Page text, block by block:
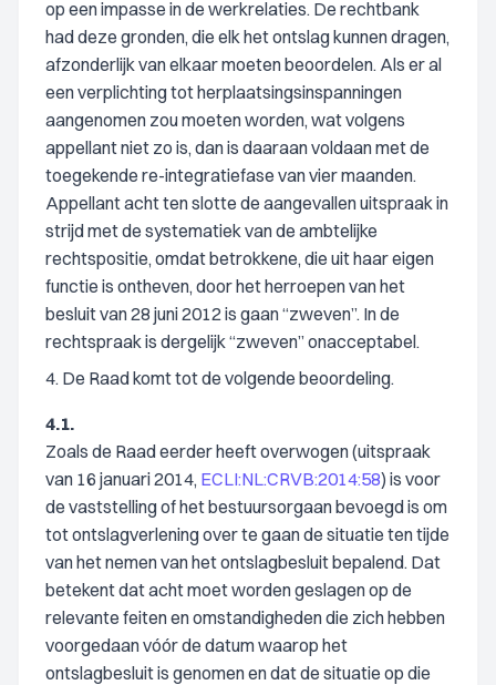
op een impasse in de werkrelaties. De rechtbank
had deze gronden, die elk het ontslag kunnen dragen,
afzonderlijk van elkaar moeten beoordelen. Als er al
een verplichting tot herplaatsingsinspanningen
aangenomen zou moeten worden, wat volgens
appellant niet zo is, dan is daaraan voldaan met de
toegekende re-integratiefase van vier maanden.
Appellant acht ten slotte de aangevallen uitspraak in
strijd met de systematiek van de ambtelijke
rechtspositie, omdat betrokkene, die uit haar eigen
functie is ontheven, door het herroepen van het
besluit van 28 juni 2012 is gaan “zweven”. In de
rechtspraak is dergelijk “zweven” onacceptabel.
4. De Raad komt tot de volgende beoordeling.
4.1.
Zoals de Raad eerder heeft overwogen (uitspraak
van 16 januari 2014, ECLI:NL:CRVB:2014:58) is voor
de vaststelling of het bestuursorgaan bevoegd is om
tot ontslagverlening over te gaan de situatie ten tijde
van het nemen van het ontslagbesluit bepalend. Dat
betekent dat acht moet worden geslagen op de
relevante feiten en omstandigheden die zich hebben
voorgedaan vóór de datum waarop het
ontslagbesluit is genomen en dat de situatie op die